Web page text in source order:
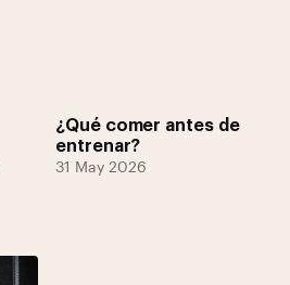
¿Qué comer antes de
entrenar?
31 May 2026